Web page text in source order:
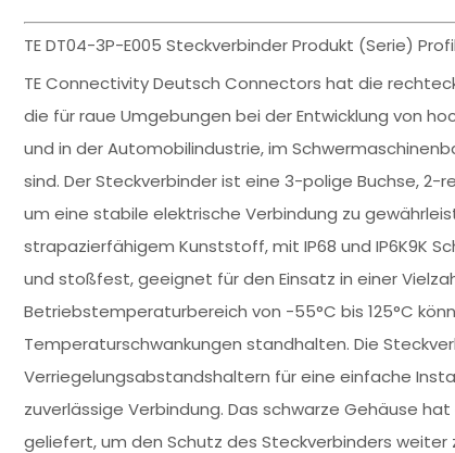
TE DT04-3P-E005 Steckverbinder Produkt (Serie)
TE Connectivity Deutsch Connectors hat die
die für raue Umgebungen bei der Entwicklung von
und in der Automobilindustrie, im
sind. Der Steckverbinder ist eine 3-polige Buchse,
um eine stabile elektrische Verbindung zu
strapazierfähigem Kunststoff, mit IP68 und IP6K9K
und stoßfest, geeignet für den Einsatz in einer
Betriebstemperaturbereich von -55°C bis 125°C
Temperaturschwankungen standhalten. Die
Verriegelungsabstandshaltern für eine einfache
zuverlässige Verbindung. Das schwarze Gehäuse
geliefert, um den Schutz des Steckverbinders weiter